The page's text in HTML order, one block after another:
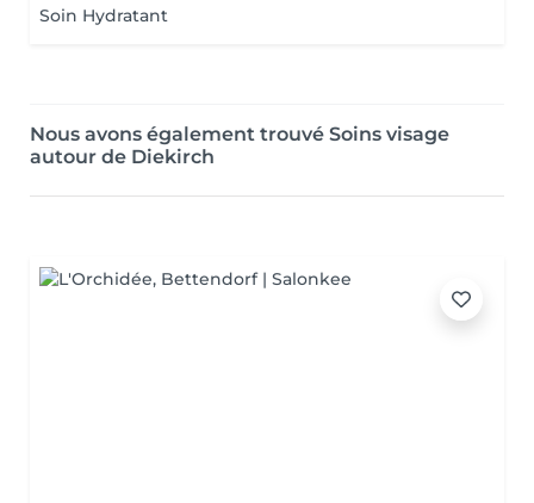
Soin Hydratant
Nous avons également trouvé Soins visage
autour de Diekirch